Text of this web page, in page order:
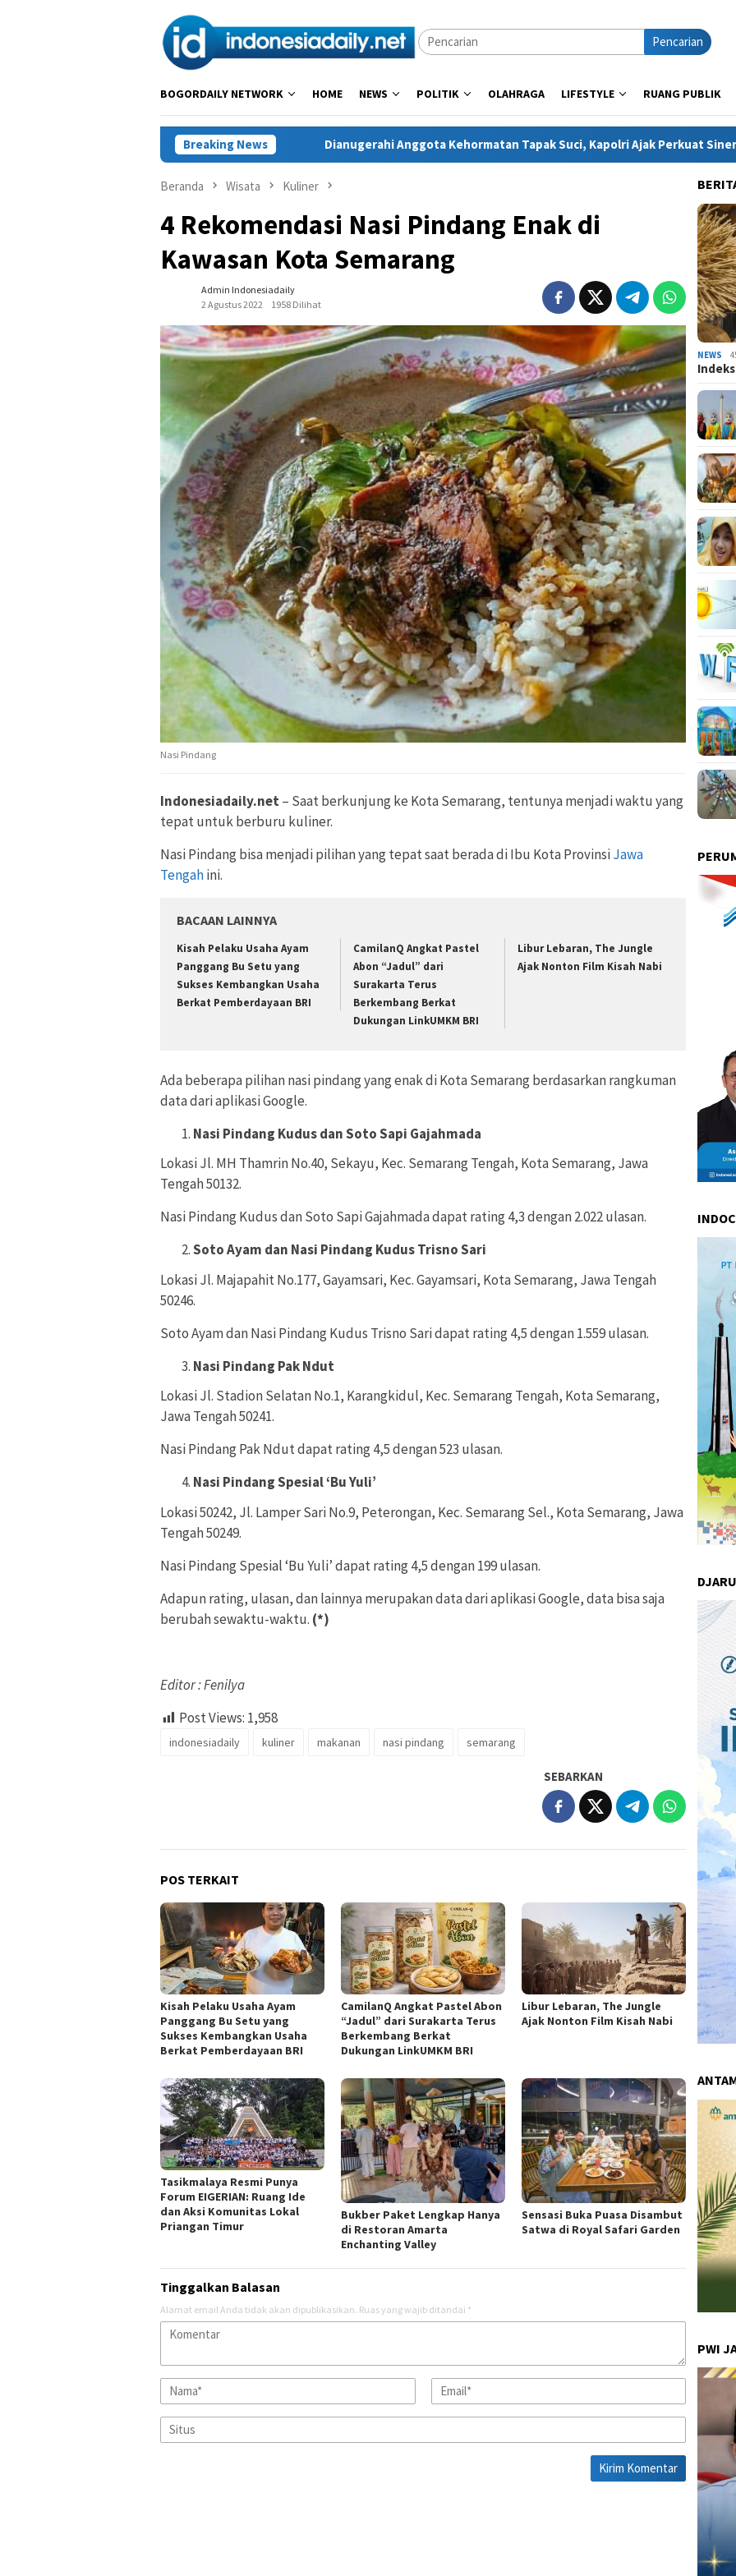
Pencarian
BOGORDAILY NETWORK HOME NEWS POLITIK OLAHRAGA LIFESTYLE RUANG PUBLIK
Breaking News
Dianugerahi Anggota Kehormatan Tapak Suci, Kapolri Ajak Perkuat Sinergi Jaga Generasi
Beranda Wisata Kuliner
4 Rekomendasi Nasi Pindang Enak di
Kawasan Kota Semarang
Admin Indonesiadaily
2 Agustus 2022
1958 Dilihat
Nasi Pindang
Indonesiadaily.net– Saat berkunjung ke Kota Semarang, tentunya menjadi waktu yang
tepat untuk berburu kuliner.
Nasi Pindang bisa menjadi pilihan yang tepat saat berada di Ibu Kota ProvinsiJawa
Tengahini.
BACAAN LAINNYA
Kisah Pelaku Usaha Ayam
Panggang Bu Setu yang
Sukses Kembangkan Usaha
Berkat Pemberdayaan BRI
CamilanQ Angkat Pastel
Abon “Jadul” dari
Surakarta Terus
Berkembang Berkat
Dukungan LinkUMKM BRI
Libur Lebaran, The Jungle
Ajak Nonton Film Kisah Nabi
Ada beberapa pilihan nasi pindang yang enak di Kota Semarang berdasarkan rangkuman
data dari aplikasi Google.
Nasi Pindang Kudus dan Soto Sapi Gajahmada
Lokasi Jl. MH Thamrin No.40, Sekayu, Kec. Semarang Tengah, Kota Semarang, Jawa
Tengah 50132.
Nasi Pindang Kudus dan Soto Sapi Gajahmada dapat rating 4,3 dengan 2.022 ulasan.
Soto Ayam dan Nasi Pindang Kudus Trisno Sari
Lokasi Jl. Majapahit No.177, Gayamsari, Kec. Gayamsari, Kota Semarang, Jawa Tengah
50246.
Soto Ayam dan Nasi Pindang Kudus Trisno Sari dapat rating 4,5 dengan 1.559 ulasan.
Nasi Pindang Pak Ndut
Lokasi Jl. Stadion Selatan No.1, Karangkidul, Kec. Semarang Tengah, Kota Semarang,
Jawa Tengah 50241.
Nasi Pindang Pak Ndut dapat rating 4,5 dengan 523 ulasan.
Nasi Pindang Spesial ‘Bu Yuli’
Lokasi 50242, Jl. Lamper Sari No.9, Peterongan, Kec. Semarang Sel., Kota Semarang, Jawa
Tengah 50249.
Nasi Pindang Spesial ‘Bu Yuli’ dapat rating 4,5 dengan 199 ulasan.
Adapun rating, ulasan, dan lainnya merupakan data dari aplikasi Google, data bisa saja
berubah sewaktu-waktu. (*)
Editor : Fenilya
Post Views: 1,958
indonesiadaily kuliner makanan nasi pindang semarang
SEBARKAN
POS TERKAIT
Kisah Pelaku Usaha Ayam
Panggang Bu Setu yang
Sukses Kembangkan Usaha
Berkat Pemberdayaan BRI
CamilanQ Angkat Pastel Abon
“Jadul” dari Surakarta Terus
Berkembang Berkat
Dukungan LinkUMKM BRI
Libur Lebaran, The Jungle
Ajak Nonton Film Kisah Nabi
Tasikmalaya Resmi Punya
Forum EIGERIAN: Ruang Ide
dan Aksi Komunitas Lokal
Priangan Timur
Bukber Paket Lengkap Hanya
di Restoran Amarta
Enchanting Valley
Sensasi Buka Puasa Disambut
Satwa di Royal Safari Garden
Tinggalkan Balasan
Alamat email Anda tidak akan dipublikasikan. Ruas yang wajib ditandai *
NEWS
PWI